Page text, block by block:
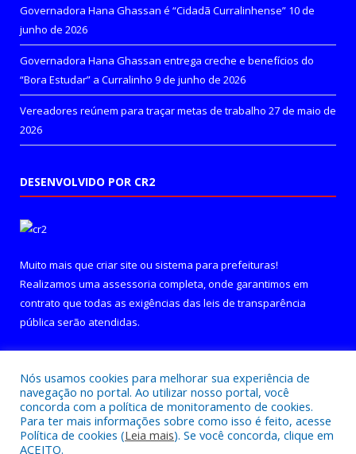
Governadora Hana Ghassan é “Cidadã Curralinhense” 10 de
junho de 2026
Governadora Hana Ghassan entrega creche e benefícios do
“Bora Estudar” a Curralinho 9 de junho de 2026
Vereadores reúnem para traçar metas de trabalho 27 de maio de
2026
DESENVOLVIDO POR CR2
Muito mais que criar site ou sistema para prefeituras!
Realizamos uma assessoria completa, onde garantimos em
contrato que todas as exigências das leis de transparência
pública serão atendidas.
Todos os direitos reservados a Câmara Municipal de Curralinho.
Nós usamos cookies para melhorar sua experiência de
navegação no portal. Ao utilizar nosso portal, você
concorda com a política de monitoramento de cookies.
Para ter mais informações sobre como isso é feito, acesse
Política de cookies (Leia mais). Se você concorda, clique em
ACEITO.